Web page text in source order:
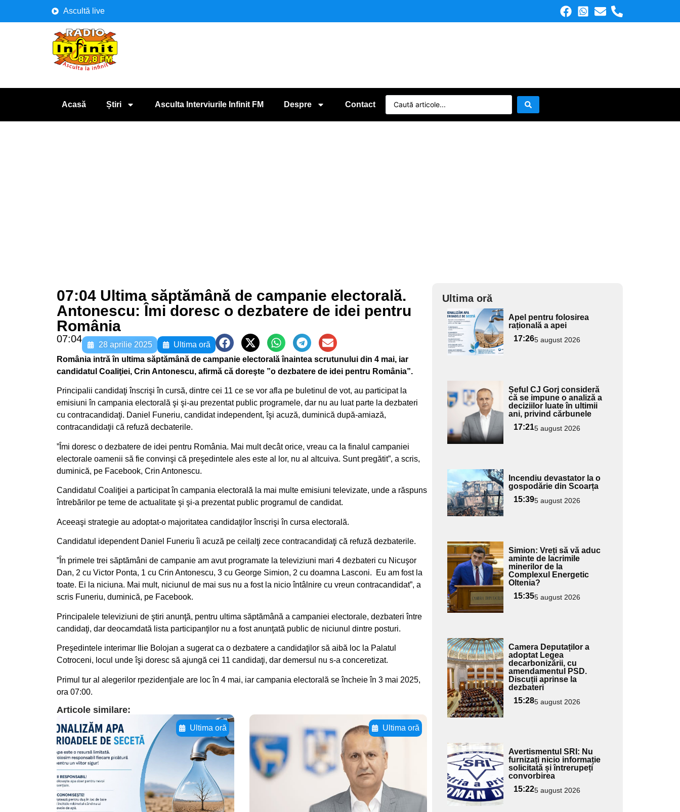
Ascultă live
Acasă Știri Asculta Interviurile Infinit FM Despre Contact
07:04 Ultima săptămână de campanie electorală.
Antonescu: Îmi doresc o dezbatere de idei pentru
România
07:04
28 aprilie 2025
Ultima oră
România intră în ultima săptămână de campanie electorală înaintea scrutunului din 4 mai, iar
candidatul Coaliţiei, Crin Antonescu, afirmă că doreşte ”o dezbatere de idei pentru România”.
Principalii candidaţi înscrişi în cursă, dintre cei 11 ce se vor afla pe buletinul de vot, au participat la
emisiuni în campania electorală şi şi-au prezentat public programele, dar nu au luat parte la dezbateri
cu contracandidaţi. Daniel Funeriu, candidat independent, îşi acuză, duminică după-amiază,
contracandidaţii că refuză decbaterile.
”Îmi doresc o dezbatere de idei pentru România. Mai mult decât orice, vreau ca la finalul campaniei
electorale oamenii să fie convinşi că preşedintele ales este al lor, nu al altcuiva. Sunt pregătit”, a scris,
duminică, pe Facebook, Crin Antonescu.
Candidatul Coaliţiei a participat în campania electorală la mai multe emisiuni televizate, unde a răspuns
întrebărilor pe teme de actualitate şi şi-a prezentat public programul de candidat.
Aceeaşi strategie au adoptat-o majoritatea candidaţilor înscrişi în cursa electorală.
Candidatul idependent Daniel Funeriu îi acuză pe ceilalţi zece contracandidaţi că refuză dezbaterile.
”În primele trei săptămâni de campanie am avut programate la televiziuni mari 4 dezbateri cu Nicuşor
Dan, 2 cu Victor Ponta, 1 cu Crin Antonescu, 3 cu George Simion, 2 cu doamna Lasconi. Eu am fost la
toate. Ei la niciuna. Mai mult, niciunul de mai sus nu a fost la nicio întâlnire cu vreun contracandidat”, a
scris Funeriu, duminică, pe Facebook.
Principalele televiziuni de ştiri anunţă, pentru ultima săptămână a campaniei electorale, dezbateri între
candidaţi, dar deocamdată lista participanţilor nu a fost anunţată public de niciunul dintre posturi.
Preşedintele interimar Ilie Bolojan a sugerat ca o dezbatere a candidaţilor să aibă loc la Palatul
Cotroceni, locul unde îşi doresc să ajungă cei 11 candidaţi, dar demersul nu s-a conceretizat.
Primul tur al alegerilor rpezidenţiale are loc în 4 mai, iar campania electorală se încheie în 3 mai 2025,
ora 07:00.
Articole similare:
Ultima oră
Adaugă aici textul
pentru
subtitluAdaugă aici
textul pentru
Ultima oră
Adaugă aici textul
pentru
subtitluAdaugă aici
textul pentru
Ultima oră
Adaugă
aici textul
pentru
subtitlu
Apel pentru folosirea
rațională a apei
17:265 august 2026
Adaugă
aici textul
pentru
subtitlu
Șeful CJ Gorj consideră
că se impune o analiză a
deciziilor luate în ultimii
ani, privind cărbunele
17:215 august 2026
Adaugă
aici textul
pentru
subtitlu
Incendiu devastator la o
gospodărie din Scoarța
15:395 august 2026
Adaugă
aici textul
pentru
subtitlu
Simion: Vreți să vă aduc
aminte de lacrimile
minerilor de la
Complexul Energetic
Oltenia?
15:355 august 2026
Adaugă
aici textul
pentru
subtitlu
Camera Deputaților a
adoptat Legea
decarbonizării, cu
amendamentul PSD.
Discuții aprinse la
dezbateri
15:285 august 2026
Adaugă
aici textul
pentru
subtitlu
Avertismentul SRI: Nu
furnizați nicio informație
solicitată și întrerupeți
convorbirea
15:225 august 2026